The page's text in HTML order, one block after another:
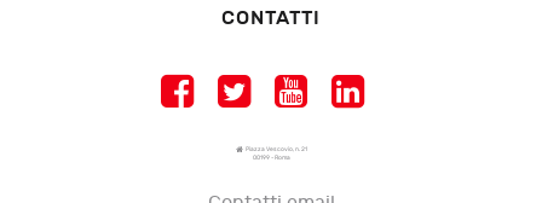
CONTATTI
Piazza Vescovio, n. 21
00199 - Roma